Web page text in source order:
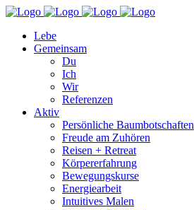
Lebe
Gemeinsam
Du
Ich
Wir
Referenzen
Aktiv
Persönliche Baumbotschaften
Freude am Zuhören
Reisen + Retreat
Körpererfahrung
Bewegungskurse
Energiearbeit
Intuitives Malen